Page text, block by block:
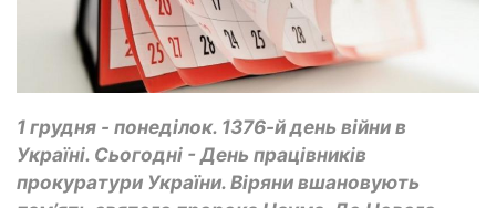
1 грудня - понеділок. 1376-й день війни в
Україні. Сьогодні - День працівників
прокуратури України. Віряни вшановують